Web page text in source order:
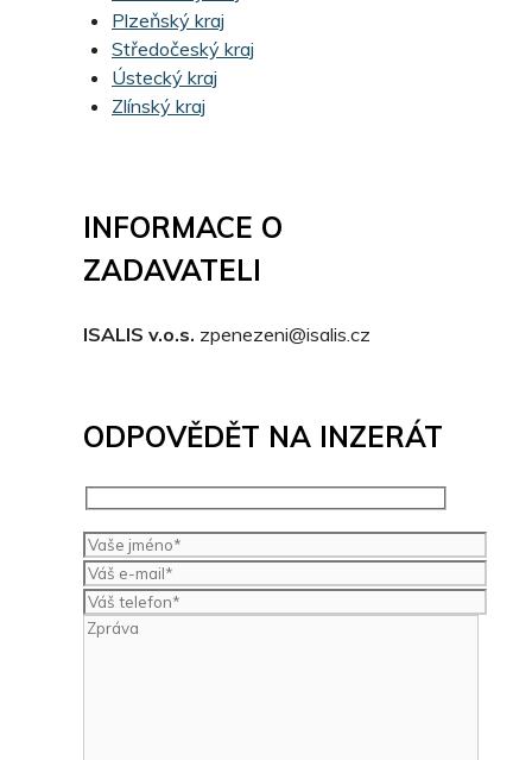
Plzeňský kraj
Středočeský kraj
Ústecký kraj
Zlínský kraj
INFORMACE O
ZADAVATELI
ISALIS v.o.s. zpenezeni@isalis.cz
ODPOVĚDĚT NA INZERÁT